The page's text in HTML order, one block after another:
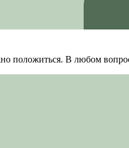
положиться. В любом